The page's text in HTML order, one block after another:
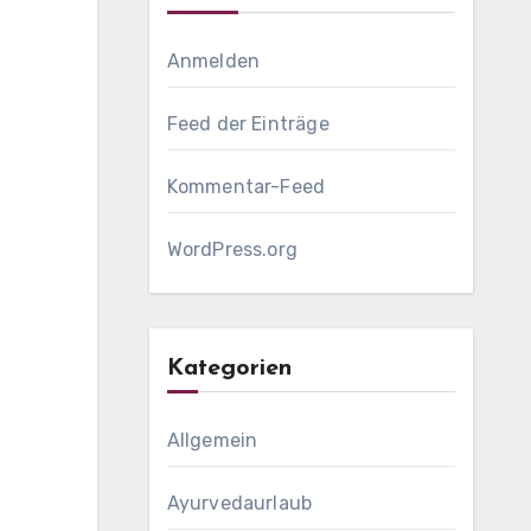
Anmelden
Feed der Einträge
Kommentar-Feed
WordPress.org
Kategorien
Allgemein
Ayurvedaurlaub